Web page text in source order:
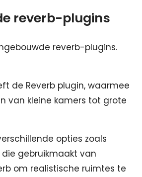
reverb-plugins
reverb-plugins.
de Reverb plugin, waarmee
van kleine kamers tot grote
opties zoals
die gebruikmaakt van
om realistische ruimtes te